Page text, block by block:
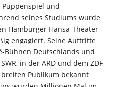
und
seines Studiums wurde
Hamburger Hansa-Theater
engagiert. Seine Auftritte
Bühnen Deutschlands und
in der ARD und dem ZDF
breiten Publikum bekannt